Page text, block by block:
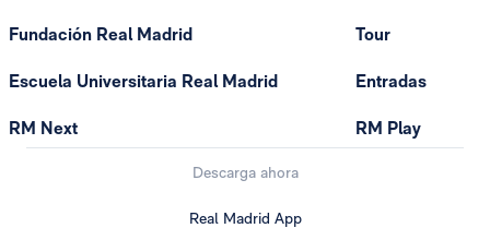
Fundación Real Madrid
Escuela Universitaria Real Madrid
RM Next
Tour
Entradas
RM Play
Descarga ahora
Real Madrid App